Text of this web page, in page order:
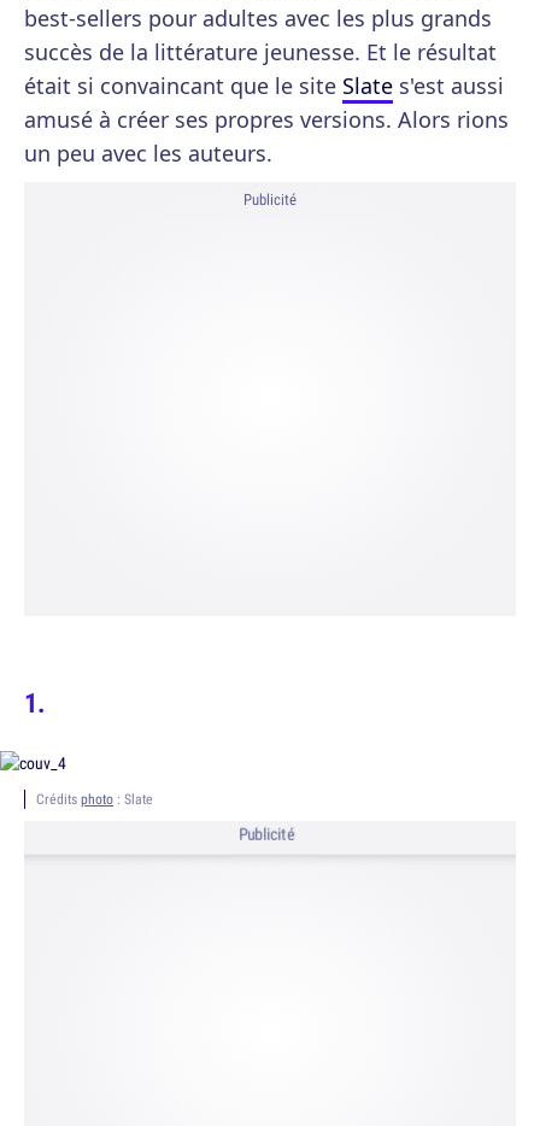
best-sellers pour adultes avec les plus grands
succès de la littérature jeunesse. Et le résultat
était si convaincant que le site Slate s'est aussi
amusé à créer ses propres versions. Alors rions
un peu avec les auteurs.
Publicité
Crédits photo : Slate
Publicité